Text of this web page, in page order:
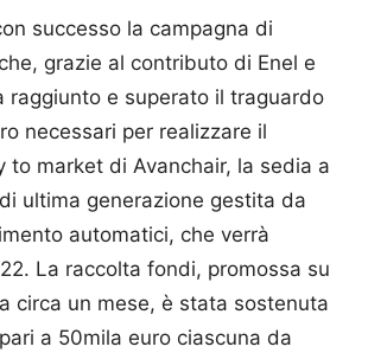
successo la campagna di
grazie al contributo di Enel e
raggiunto e superato il traguardo
necessari per realizzare il
to market di Avanchair, la sedia a
ultima generazione gestita da
automatici, che verrà
La raccolta fondi, promossa su
circa un mese, è stata sostenuta
a 50mila euro ciascuna da